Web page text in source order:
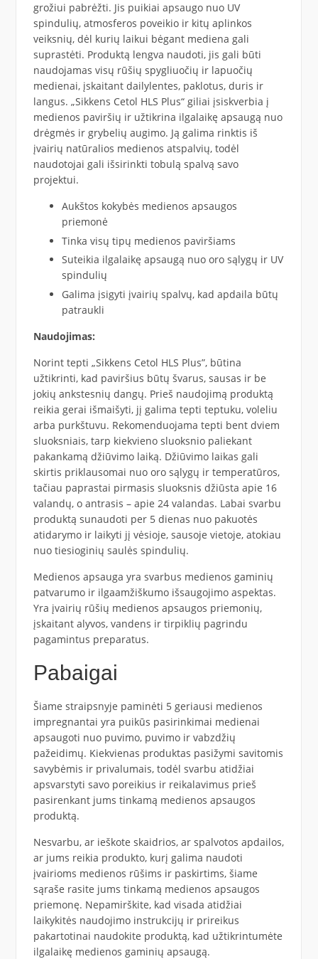
grožiui pabrėžti. Jis puikiai apsaugo nuo UV
spindulių, atmosferos poveikio ir kitų aplinkos
veiksnių, dėl kurių laikui bėgant mediena gali
suprastėti. Produktą lengva naudoti, jis gali būti
naudojamas visų rūšių spygliuočių ir lapuočių
medienai, įskaitant dailylentes, paklotus, duris ir
langus. „Sikkens Cetol HLS Plus“ giliai įsiskverbia į
medienos paviršių ir užtikrina ilgalaikę apsaugą nuo
drėgmės ir grybelių augimo. Ją galima rinktis iš
įvairių natūralios medienos atspalvių, todėl
naudotojai gali išsirinkti tobulą spalvą savo
projektui.
Aukštos kokybės medienos apsaugos
priemonė
Tinka visų tipų medienos paviršiams
Suteikia ilgalaikę apsaugą nuo oro sąlygų ir UV
spindulių
Galima įsigyti įvairių spalvų, kad apdaila būtų
patraukli
Naudojimas:
Norint tepti „Sikkens Cetol HLS Plus”, būtina
užtikrinti, kad paviršius būtų švarus, sausas ir be
jokių ankstesnių dangų. Prieš naudojimą produktą
reikia gerai išmaišyti, jį galima tepti teptuku, voleliu
arba purkštuvu. Rekomenduojama tepti bent dviem
sluoksniais, tarp kiekvieno sluoksnio paliekant
pakankamą džiūvimo laiką. Džiūvimo laikas gali
skirtis priklausomai nuo oro sąlygų ir temperatūros,
tačiau paprastai pirmasis sluoksnis džiūsta apie 16
valandų, o antrasis – apie 24 valandas. Labai svarbu
produktą sunaudoti per 5 dienas nuo pakuotės
atidarymo ir laikyti jį vėsioje, sausoje vietoje, atokiau
nuo tiesioginių saulės spindulių.
Medienos apsauga yra svarbus medienos gaminių
patvarumo ir ilgaamžiškumo išsaugojimo aspektas.
Yra įvairių rūšių medienos apsaugos priemonių,
įskaitant alyvos, vandens ir tirpiklių pagrindu
pagamintus preparatus.
Pabaigai
Šiame straipsnyje paminėti 5 geriausi medienos
impregnantai yra puikūs pasirinkimai medienai
apsaugoti nuo puvimo, puvimo ir vabzdžių
pažeidimų. Kiekvienas produktas pasižymi savitomis
savybėmis ir privalumais, todėl svarbu atidžiai
apsvarstyti savo poreikius ir reikalavimus prieš
pasirenkant jums tinkamą medienos apsaugos
produktą.
Nesvarbu, ar ieškote skaidrios, ar spalvotos apdailos,
ar jums reikia produkto, kurį galima naudoti
įvairioms medienos rūšims ir paskirtims, šiame
sąraše rasite jums tinkamą medienos apsaugos
priemonę. Nepamirškite, kad visada atidžiai
laikykitės naudojimo instrukcijų ir prireikus
pakartotinai naudokite produktą, kad užtikrintumėte
ilgalaikę medienos gaminių apsaugą.